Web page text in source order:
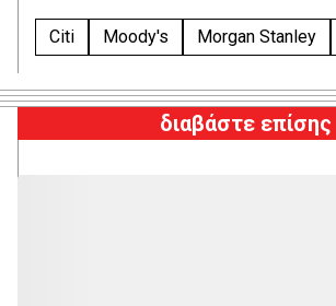
Citi Moody's Morgan Stanley
διαβάστε επίσης